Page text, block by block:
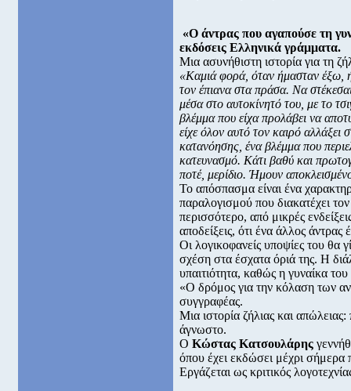
«Ο άντρας που αγαπούσε τη
εκδόσεις Ελληνικά γράμματα.
Mια ασυνήθιστη ιστορία για τη
«Καμιά φορά, όταν ήμασταν έξω,
τον έπιανα στα πράσα. Να
μέσα στο αυτοκίνητό του, με το
βλέμμα που είχα προλάβει να
είχε όλον αυτό τον καιρό
κατανόησης, ένα βλέμμα που
κατευνασμό. Κάτι βαθύ και
ποτέ, μερίδιο. Ήμουν
Το απόσπασμα είναι ένα
παραλογισμού που διακατέχει
περισσότερο, από μικρές
αποδείξεις, ότι ένα άλλος άντρας
Οι λογικοφανείς υποψίες του θα
σχέση στα έσχατα όριά της. Η
υπαιτιότητα, καθώς η γυναίκα
«Ο δρόμος για την κόλαση των
συγγραφέας.
Μια ιστορία ζήλιας και
άγνωστο.
Ο Κώστας Κατσουλάρης
όπου έχει εκδώσει μέχρι σήμερα
Εργάζεται ως κριτικός